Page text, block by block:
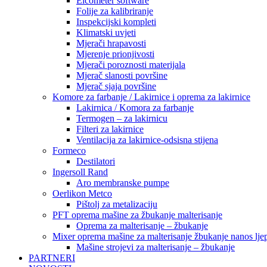
Folije za kalibriranje
Inspekcijski kompleti
Klimatski uvjeti
Mjerači hrapavosti
Mjerenje prionjivosti
Mjerači poroznosti materijala
Mjerač slanosti površine
Mjerač sjaja površine
Komore za farbanje / Lakirnice i oprema za lakirnice
Lakirnica / Komora za farbanje
Termogen – za lakirnicu
Filteri za lakirnice
Ventilacija za lakirnice-odsisna stijena
Formeco
Destilatori
Ingersoll Rand
Aro membranske pumpe
Oerlikon Metco
Pištolj za metalizaciju
PFT oprema mašine za žbukanje malterisanje
Oprema za malterisanje – žbukanje
Mixer oprema mašine za malterisanje žbukanje nanos
Mašine strojevi za malterisanje – žbukanje
PARTNERI